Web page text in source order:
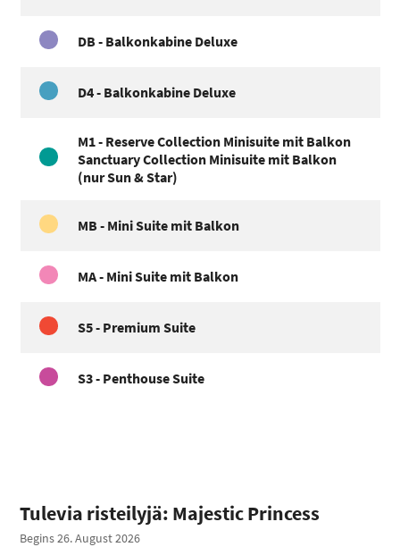
DB - Balkonkabine Deluxe
D4 - Balkonkabine Deluxe
M1 - Reserve Collection Minisuite mit Balkon
Sanctuary Collection Minisuite mit Balkon
(nur Sun & Star)
MB - Mini Suite mit Balkon
MA - Mini Suite mit Balkon
S5 - Premium Suite
S3 - Penthouse Suite
Tulevia risteilyjä: Majestic Princess
Begins 26. August 2026